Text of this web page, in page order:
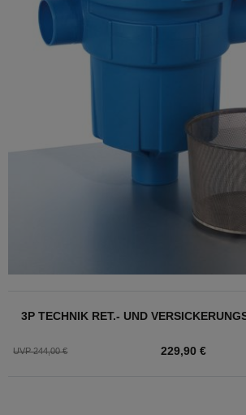
3P TECHNIK RET.- UND
UVP 244,00 € 229,90 €